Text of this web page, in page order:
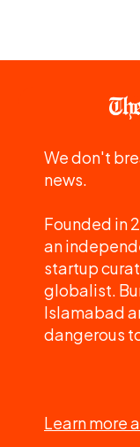
We don't
news.
Founded in
an
startup
globalist.
Islamabad
dangerous
Learn more